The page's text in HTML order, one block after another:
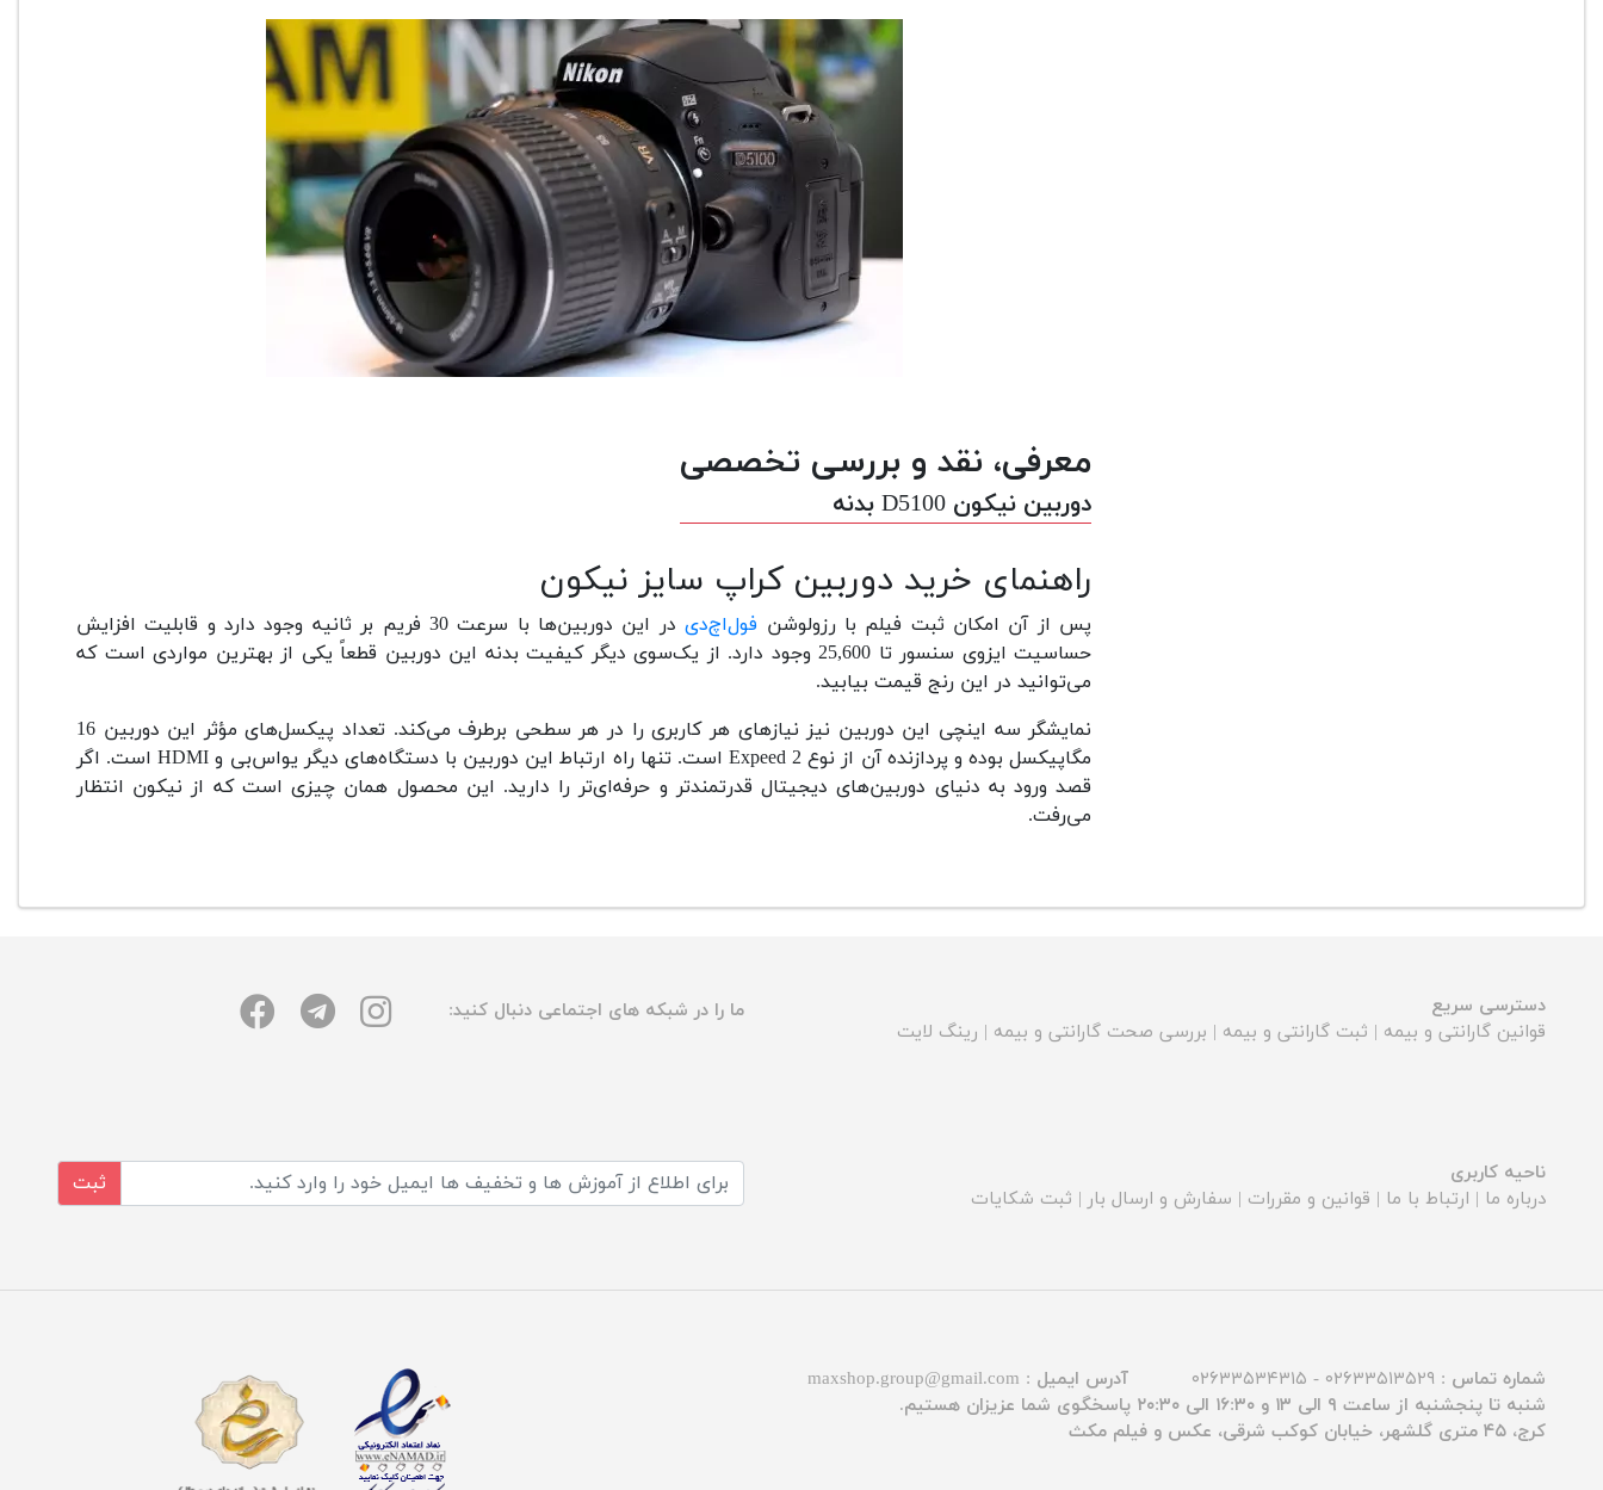
معرفی، نقد و بررسی تخصصی
دوربین نیکون D5100 بدنه
راهنمای خرید دوربین کراپ سایز نیکون
پس از آن امکان ثبت فیلم با رزولوشن فول‌اچ‌دی
در این دوربین‌ها با سرعت 30 فریم بر ثانیه وجود دارد و قابلیت افزایش
حساسیت ایزوی سنسور تا 25,600 وجود دارد. از یک‌سوی دیگر کیفیت بدنه این دوربین قطعاً یکی از بهترین مواردی است که
می‌توانید در این رنج قیمت بیابید.
نمایشگر سه اینچی این دوربین نیز نیازهای هر کاربری را در هر سطحی برطرف می‌کند. تعداد پیکسل‌های مؤثر این دوربین 16
مگاپیکسل بوده و پردازنده آن از نوع Expeed 2 است. تنها راه ارتباط این دوربین با دستگاه‌های دیگر یواس‌بی و HDMI است. اگر
قصد ورود به دنیای دوربین‌های دیجیتال قدرتمندتر و حرفه‌ای‌تر را دارید. این محصول همان چیزی است که از نیکون انتظار
می‌رفت.
دسترسی سریع
قوانین گارانتی و بیمه | ثبت گارانتی و بیمه | بررسی صحت گارانتی و بیمه | رینگ لایت
ما را در شبکه های اجتماعی دنبال کنید:
ناحیه کاربری
درباره ما | ارتباط با ما | قوانین و مقررات | سفارش و ارسال بار | ثبت شکایات
ثبت
شماره تماس : ۰۲۶۳۳۵۱۳۵۲۹ - ۰۲۶۳۳۵۳۴۳۱۵ آدرس ایمیل : maxshop.group@gmail.com
شنبه تا پنجشنبه از ساعت ۹ الی ۱۳ و ۱۶:۳۰ الی ۲۰:۳۰ پاسخگوی شما عزیزان هستیم.
کرج، ۴۵ متری گلشهر، خیابان کوکب شرقی، عکس و فیلم مکث